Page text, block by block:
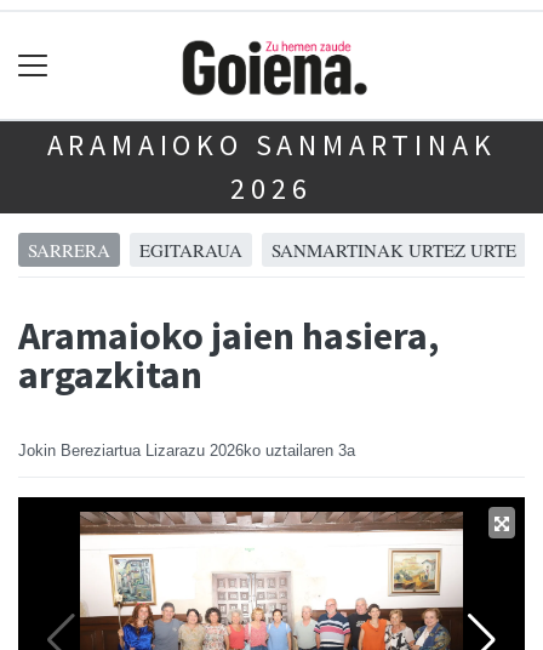
ARAMAIOKO SANMARTINAK
2026
SARRERA EGITARAUA SANMARTINAK URTEZ URTE
Aramaioko jaien hasiera,
argazkitan
Jokin Bereziartua Lizarazu 2026ko uztailaren 3a